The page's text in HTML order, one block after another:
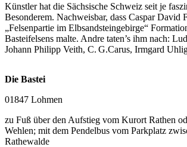
Künstler hat die Sächsische Schweiz seit je
Besonderem. Nachweisbar, dass Caspar David
„Felsenpartie im Elbsandsteingebirge“
Basteifelsens malte. Andre taten’s ihm nach:
Johann Philipp Veith, C. G.Carus, Irmgard
Die Bastei
01847 Lohmen
zu Fuß über den Aufstieg vom Kurort Rathen
Wehlen; mit dem Pendelbus vom Parkplatz
Rathewalde